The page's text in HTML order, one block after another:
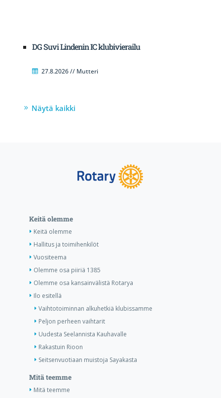
DG Suvi Lindenin IC klubivierailu
27.8.2026 // Mutteri
Näytä kaikki
Keitä olemme
Keitä olemme
Hallitus ja toimihenkilöt
Vuositeema
Olemme osa piiriä 1385
Olemme osa kansainvälistä Rotarya
Ilo esitellä
Vaihtotoiminnan alkuhetkiä klubissamme
Peljon perheen vaihtarit
Uudesta Seelannista Kauhavalle
Rakastuin Rioon
Seitsenvuotiaan muistoja Sayakasta
Mitä teemme
Mitä teemme